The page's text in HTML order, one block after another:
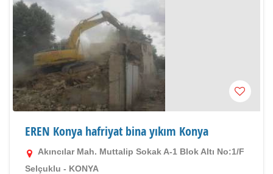
EREN Konya hafriyat bina yıkım Konya
Akıncılar Mah. Muttalip Sokak A-1 Blok Altı No:1/F
Selçuklu - KONYA